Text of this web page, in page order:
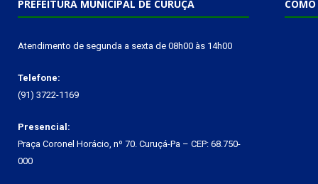
PREFEITURA MUNICIPAL DE CURUÇÁ
Atendimento de segunda a sexta de 08h00 às 14h00
Telefone:
(91) 3722-1169
Presencial:
Praça Coronel Horácio, nº 70. Curuçá-Pa – CEP: 68.750-
000
COMO